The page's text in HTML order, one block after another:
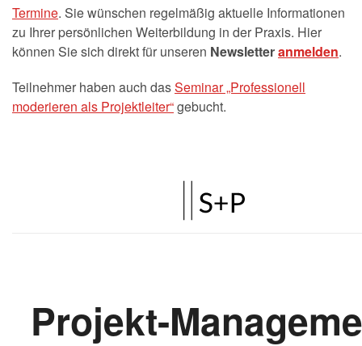
Termine. Sie wünschen regelmäßig aktuelle Informationen
zu Ihrer persönlichen Weiterbildung in der Praxis. Hier
können Sie sich direkt für unseren Newsletteranmelden.
Teilnehmer haben auch dasSeminar „Professionell
moderieren als Projektleiter“gebucht.